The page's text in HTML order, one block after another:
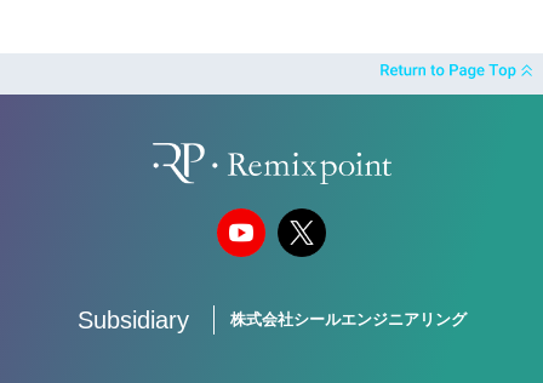
Subsidiary 株式会社シールエンジニアリング